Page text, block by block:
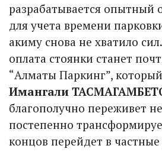
разрабатывается опытный
для учета времени
акиму снова не хватило
оплата стоянки станет
“Алматы Паркинг”,
Имангали
благополучно переживет
постепенно
концов перейдет в частные